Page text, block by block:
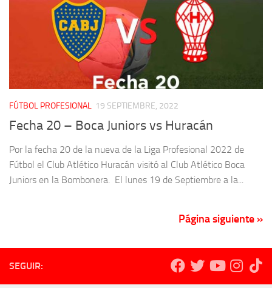
FÚTBOL PROFESIONAL 19 SEPTIEMBRE, 2022
Fecha 20 – Boca Juniors vs Huracán
Por la fecha 20 de la nueva de la Liga Profesional 2022 de
Fútbol el Club Atlético Huracán visitó al Club Atlético Boca
Juniors en la Bombonera. El lunes 19 de Septiembre a la...
Página siguiente »
SEGUIR: